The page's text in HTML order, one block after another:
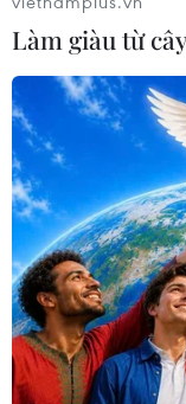
#giá dầu giảm
Theo dõi
Giá dầu thô
phán Trung
Làm giàu từ